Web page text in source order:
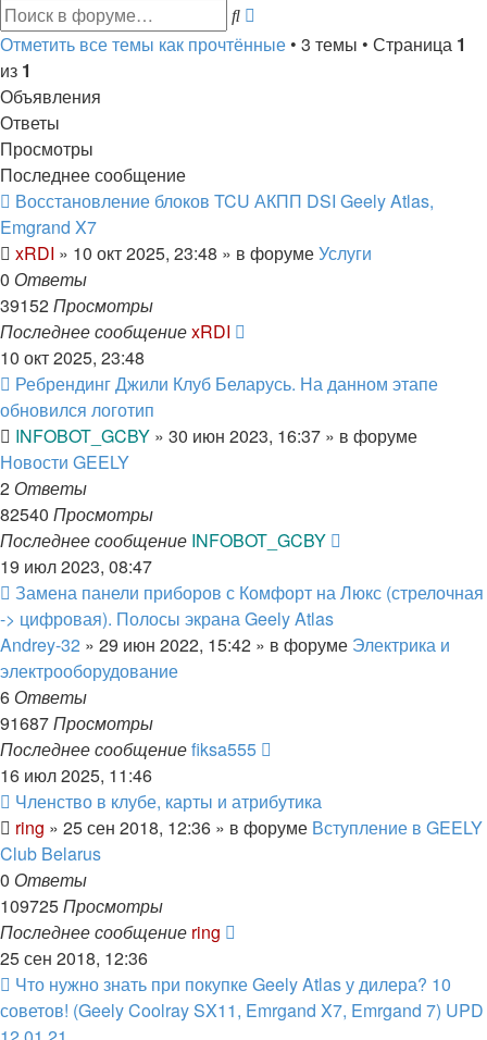
Поиск
поиск
Отметить все темы как прочтённые • 3 темы • Страница 1
из 1
Объявления
Ответы
Просмотры
Последнее сообщение
Восстановление блоков TCU АКПП DSI Geely Atlas,
Emgrand X7
xRDI » 10 окт 2025, 23:48 » в форумеУслуги
0 Ответы
39152Просмотры
Последнее сообщениеxRDI
10 окт 2025, 23:48
Ребрендинг Джили Клуб Беларусь. На данном этапе
обновился логотип
INFOBOT_GCBY » 30 июн 2023, 16:37 » в форуме
Новости GEELY
2 Ответы
82540 Просмотры
Последнее сообщение INFOBOT_GCBY
19 июл 2023, 08:47
Замена панели приборов с Комфорт на Люкс (стрелочная
-> цифровая). Полосы экрана Geely Atlas
Andrey-32 » 29 июн 2022, 15:42 » в форуме Электрика и
электрооборудование
6 Ответы
91687Просмотры
Последнее сообщениеfiksa555
16 июл 2025, 11:46
Членство в клубе, карты и атрибутика
ring » 25 сен 2018, 12:36 » в форуме Вступление в GEELY
Club Belarus
0 Ответы
109725Просмотры
Последнее сообщение ring
25 сен 2018, 12:36
Что нужно знать при покупке Geely Atlas у дилера? 10
советов! (Geely Coolray SX11, Emrgand X7, Emrgand 7) UPD